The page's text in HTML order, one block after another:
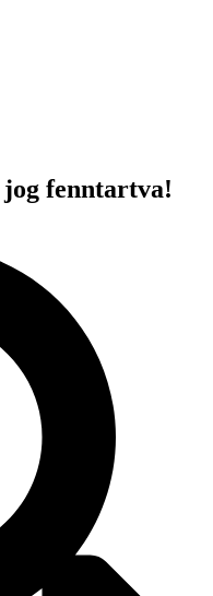
fenntartva!